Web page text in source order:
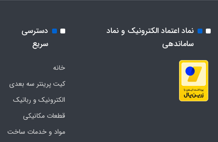
نماد اعتماد الکترونیک و نماد
ساماندهی
دسترسی
سریع
خانه
کیت پرینتر سه بعدی
الکترونیک و رباتیک
قطعات مکانیکی
مواد و خدمات ساخت